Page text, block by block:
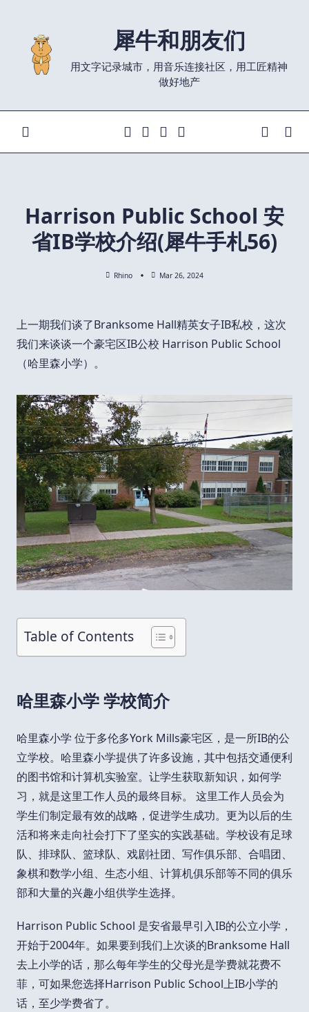
content
犀牛和朋友们
用文字记录城市，用音乐连接社区，用工匠精神
做好地产
Harrison Public School 安
省IB学校介绍(犀牛手札56)
Rhino Mar 26, 2024
上一期我们谈了Branksome Hall精英女子IB私校，这次
我们来谈谈一个豪宅区IB公校 Harrison Public School
（哈里森小学）。
Table of Contents
哈里森小学 学校简介
哈里森小学 位于多伦多York Mills豪宅区，是一所IB的公
立学校。哈里森小学提供了许多设施，其中包括交通便利
的图书馆和计算机实验室。让学生获取新知识，如何学
习，就是这里工作人员的最终目标。 这里工作人员会为
学生们制定最有效的战略，促进学生成功。更为以后的生
活和将来走向社会打下了坚实的实践基础。学校设有足球
队、排球队、篮球队、戏剧社团、写作俱乐部、合唱团、
象棋和数学小组、生态小组、计算机俱乐部等不同的俱乐
部和大量的兴趣小组供学生选择。
Harrison Public School 是安省最早引入IB的公立小学，
开始于2004年。如果要到我们上次谈的Branksome Hall
去上小学的话，那么每年学生的父母光是学费就花费不
菲，可如果您选择Harrison Public School上IB小学的
话，至少学费省了。